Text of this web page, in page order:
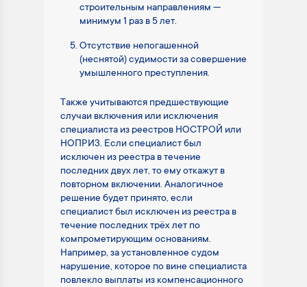
строительным направлениям —
минимум 1 раз в 5 лет.
Отсутствие непогашенной
(неснятой) судимости за совершение
умышленного преступления.
Также учитываются предшествующие
случаи включения или исключения
специалиста из реестров НОСТРОЙ или
НОПРИЗ. Если специалист был
исключен из реестра в течение
последних двух лет, то ему откажут в
повторном включении. Аналогичное
решение будет принято, если
специалист был исключен из реестра в
течение последних трёх лет по
компрометирующим основаниям.
Например, за установленное судом
нарушение, которое по вине специалиста
повлекло выплаты из компенсационного